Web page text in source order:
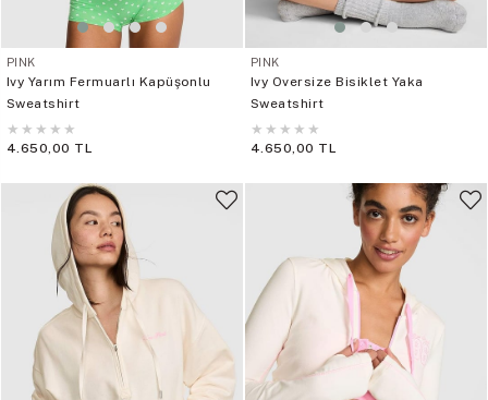
PINK
Ivy Yarım Fermuarlı Kapüşonlu
Sweatshirt
★ ★ ★ ★ ★
4.650,00 TL
PINK
Ivy Oversize Bisiklet Yaka
Sweatshirt
★ ★ ★ ★ ★
4.650,00 TL